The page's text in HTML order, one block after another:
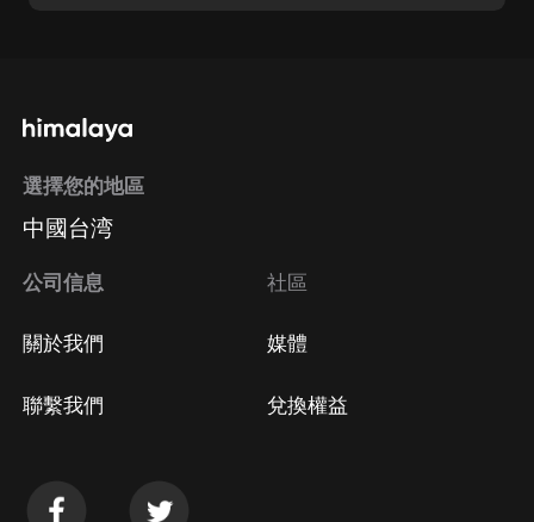
選擇您的地區
中國台湾
公司信息
關於我們
聯繫我們
社區
媒體
兌換權益